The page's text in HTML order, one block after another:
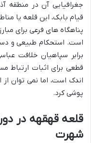
جغرافیایی آن در منطقه
قیام بابک، این قلعه یا
پناهگاه های فرعی برای
است. استحکام طبیعی و
برابر سپاهیان خلافت
قطعی برای اثبات ارتباط
اندک است، اما نمی توان
پوشی کرد.
قلعه قهقهه در
شهرت